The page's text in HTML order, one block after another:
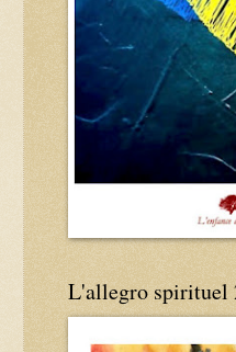
L'allegro spirituel